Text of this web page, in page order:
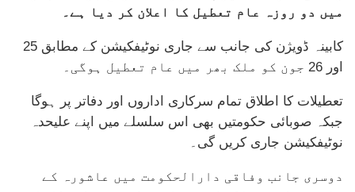
میں دو روزہ عام تعطیل کا اعلان کر دیا ہے۔
کابینہ ڈویژن کی جانب سے جاری نوٹیفکیشن کے مطابق 25
اور 26 جون کو ملک بھر میں عام تعطیل ہوگی۔
تعطیلات کا اطلاق تمام سرکاری اداروں اور دفاتر پر ہوگا
جبکہ صوبائی حکومتیں بھی اس سلسلے میں اپنے علیحدہ
نوٹیفکیشن جاری کریں گی۔
دوسری جانب وفاقی دارالحکومت میں عاشورہ کے